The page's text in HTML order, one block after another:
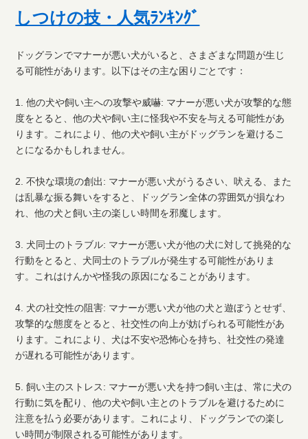
しつけの技・人気ﾗﾝｷﾝｸﾞ
ドッグランでマナーが悪い犬がいると、さまざまな問題が生じ
る可能性があります。以下はその主な困りごとです：
1. 他の犬や飼い主への攻撃や威嚇: マナーが悪い犬が攻撃的な態
度をとると、他の犬や飼い主に怪我や不安を与える可能性があ
ります。これにより、他の犬や飼い主がドッグランを避けるこ
とになるかもしれません。
2. 不快な環境の創出: マナーが悪い犬がうるさい、吠える、また
は乱暴な振る舞いをすると、ドッグラン全体の雰囲気が損なわ
れ、他の犬と飼い主の楽しい時間を邪魔します。
3. 犬同士のトラブル: マナーが悪い犬が他の犬に対して挑発的な
行動をとると、犬同士のトラブルが発生する可能性がありま
す。これはけんかや怪我の原因になることがあります。
4. 犬の社交性の阻害: マナーが悪い犬が他の犬と遊ぼうとせず、
攻撃的な態度をとると、社交性の向上が妨げられる可能性があ
ります。これにより、犬は不安や恐怖心を持ち、社交性の発達
が遅れる可能性があります。
5. 飼い主のストレス: マナーが悪い犬を持つ飼い主は、常に犬の
行動に気を配り、他の犬や飼い主とのトラブルを避けるために
注意を払う必要があります。これにより、ドッグランでの楽し
い時間が制限される可能性があります。